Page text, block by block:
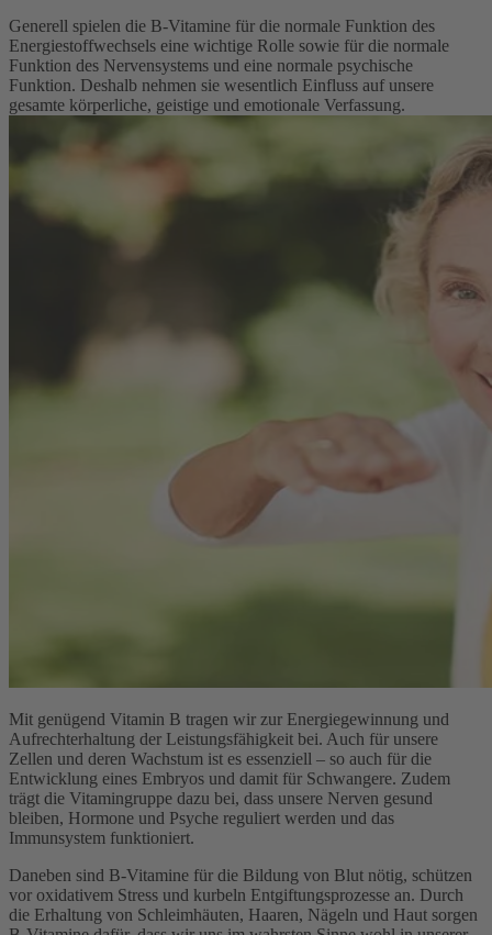
Generell spielen die B-Vitamine für die normale Funktion des
Energiestoffwechsels eine wichtige Rolle sowie für die normale
Funktion des Nervensystems und eine normale psychische
Funktion. Deshalb nehmen sie wesentlich Einfluss auf unsere
gesamte körperliche, geistige und emotionale Verfassung.
Mit genügend Vitamin B tragen wir zur Energiegewinnung und
Aufrechterhaltung der Leistungsfähigkeit bei. Auch für unsere
Zellen und deren Wachstum ist es essenziell – so auch für die
Entwicklung eines Embryos und damit für Schwangere. Zudem
trägt die Vitamingruppe dazu bei, dass unsere Nerven gesund
bleiben, Hormone und Psyche reguliert werden und das
Immunsystem funktioniert.
Daneben sind B-Vitamine für die Bildung von Blut nötig, schützen
vor oxidativem Stress und kurbeln Entgiftungsprozesse an. Durch
die Erhaltung von Schleimhäuten, Haaren, Nägeln und Haut sorgen